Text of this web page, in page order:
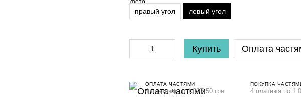
правый угол левый угол
Купить Оплата
ОПЛАТА ЧАСТЯМИ
4 платежа по 1 097.50 грн
ПОКУПКА
4 платежа по 1